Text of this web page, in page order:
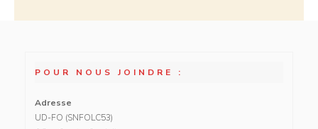
POUR NOUS JOINDRE :
Adresse
UD-FO (SNFOLC53)